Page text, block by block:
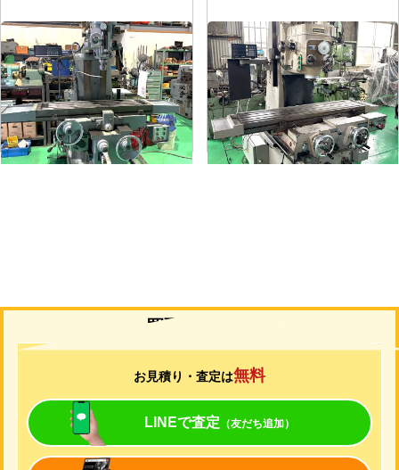
#1.5ラムフライス盤
メーカー 静岡
形 式VHR-A
年 式1989
#2立フライス盤
メーカー 山崎技研
形 式 YZ-75
年 式1992
買取について
お見積り・査定は無料
LINEで査定 （友だち追加）